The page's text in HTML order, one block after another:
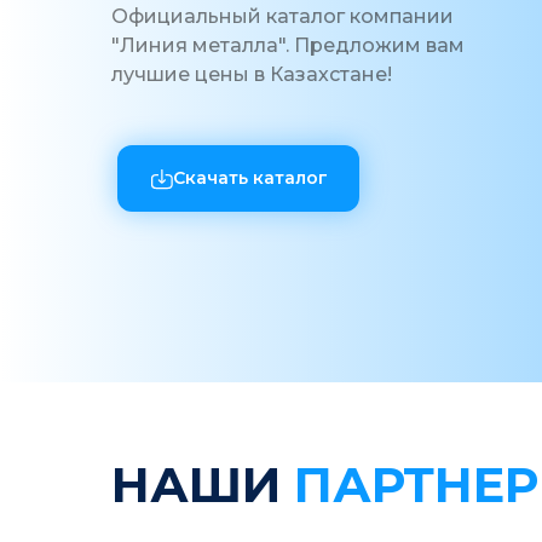
Скачать каталог
Официальный каталог компании
"Линия металла". Предложим вам
лучшие цены в Казахстане!
НАШИ